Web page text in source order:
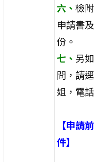
六、檢
申請書
份。
七、 另
問，請
姐，電
【申請
件】